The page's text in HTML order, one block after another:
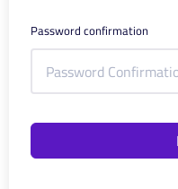
Password confirmation